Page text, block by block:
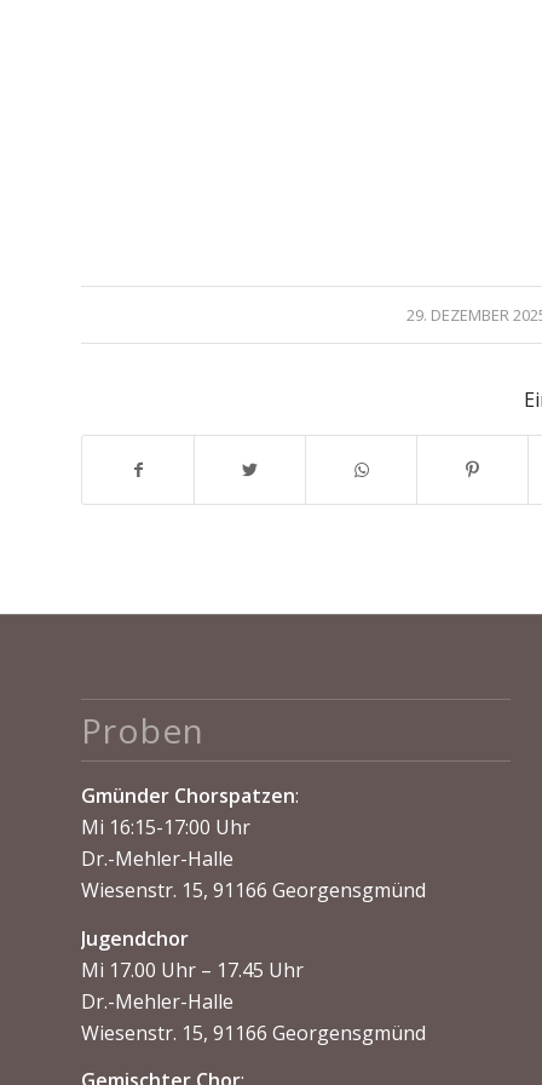
29. DEZEMBER
/
Proben
Gmünder Chorspatzen:
Mi 16:15-17:00 Uhr
Dr.-Mehler-Halle
Wiesenstr. 15, 91166 Georgensgmünd
Jugendchor
Mi 17.00 Uhr – 17.45 Uhr
Dr.-Mehler-Halle
Wiesenstr. 15, 91166 Georgensgmünd